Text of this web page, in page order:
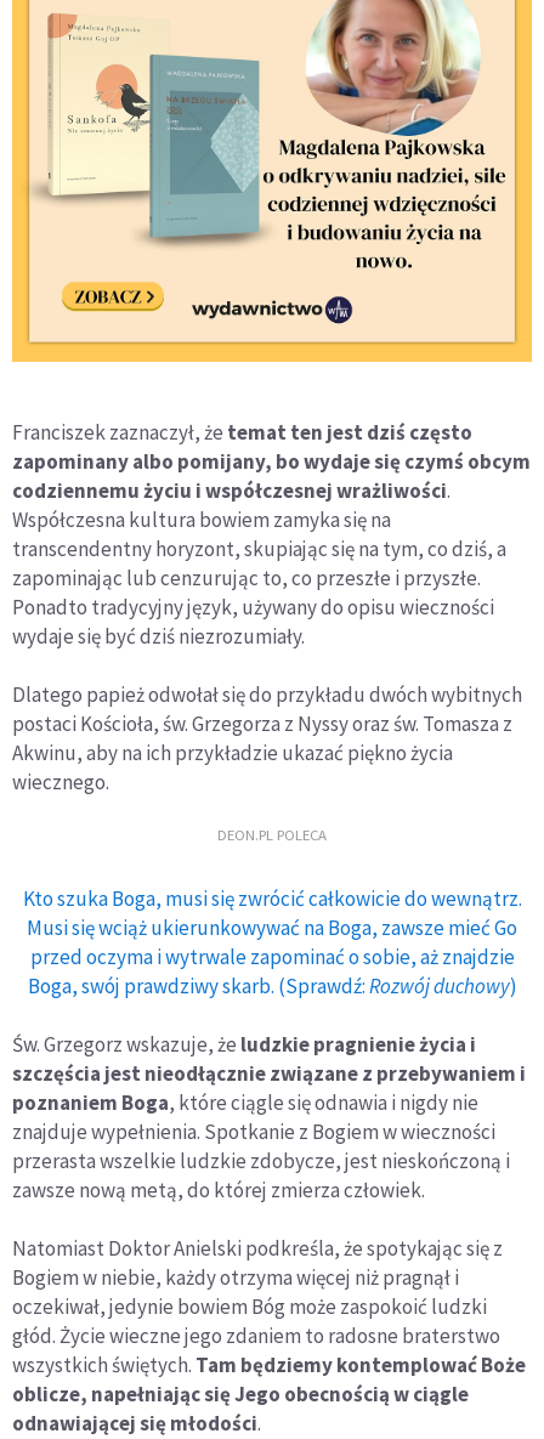
Franciszek zaznaczył, że temat ten jest dziś często
zapominany albo pomijany, bo wydaje się czymś obcym
codziennemu życiu i współczesnej wrażliwości.
Współczesna kultura bowiem zamyka się na
transcendentny horyzont, skupiając się na tym, co dziś, a
zapominając lub cenzurując to, co przeszłe i przyszłe.
Ponadto tradycyjny język, używany do opisu wieczności
wydaje się być dziś niezrozumiały.
Dlatego papież odwołał się do przykładu dwóch wybitnych
postaci Kościoła, św. Grzegorza z Nyssy oraz św. Tomasza z
Akwinu, aby na ich przykładzie ukazać piękno życia
wiecznego.
DEON.PL POLECA
Kto szuka Boga, musi się zwrócić całkowicie do wewnątrz.
Musi się wciąż ukierunkowywać na Boga, zawsze mieć Go
przed oczyma i wytrwale zapominać o sobie, aż znajdzie
Boga, swój prawdziwy skarb. (Sprawdź:Rozwój duchowy)
Św. Grzegorz wskazuje, że ludzkie pragnienie życia i
szczęścia jest nieodłącznie związane z przebywaniem i
poznaniem Boga, które ciągle się odnawia i nigdy nie
znajduje wypełnienia. Spotkanie z Bogiem w wieczności
przerasta wszelkie ludzkie zdobycze, jest nieskończoną i
zawsze nową metą, do której zmierza człowiek.
Natomiast Doktor Anielski podkreśla, że spotykając się z
Bogiem w niebie, każdy otrzyma więcej niż pragnął i
oczekiwał, jedynie bowiem Bóg może zaspokoić ludzki
głód. Życie wieczne jego zdaniem to radosne braterstwo
wszystkich świętych. Tam będziemy kontemplować Boże
oblicze, napełniając się Jego obecnością w ciągle
odnawiającej się młodości.